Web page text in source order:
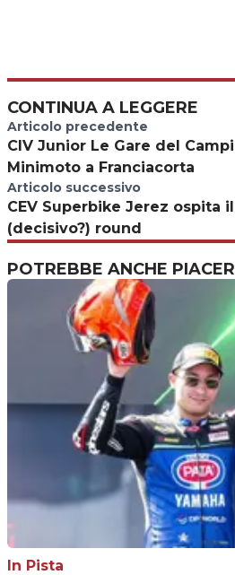
CONTINUA A LEGGERE
Articolo precedente
CIV Junior Le Gare del
Minimoto a Franciacorta
Articolo successivo
CEV Superbike Jerez ospita
(decisivo?) round
POTREBBE ANCHE
In Pista